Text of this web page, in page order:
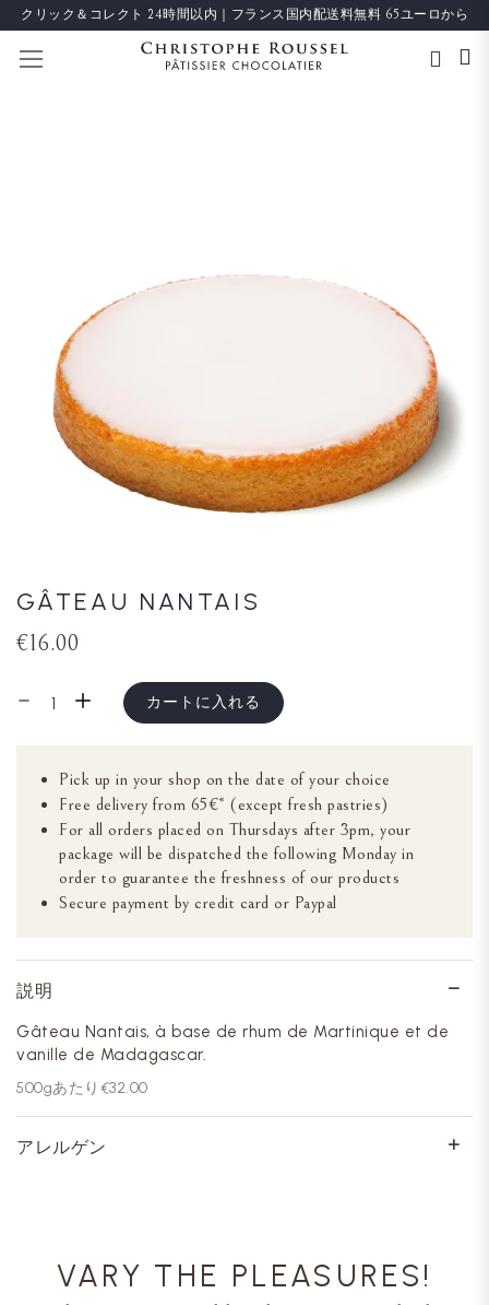
クリック＆コレクト 24時間以内｜フランス国内配送料無料 65ユーロから
GÂTEAU NANTAIS
€16.00
カートに入れる
Pick up in your shop on the date of your choice
Free delivery from 65€* (except fresh pastries)
For all orders placed on Thursdays after 3pm, your
package will be dispatched the following Monday in
order to guarantee the freshness of our products
Secure payment by credit card or Paypal
説明
Gâteau Nantais, à base de rhum de Martinique et de
vanille de Madagascar.
500gあたり €32.00
アレルゲン
VARY THE PLEASURES!